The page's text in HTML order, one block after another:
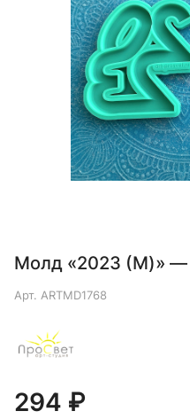
Молд «2023 (M)» —
Арт. ARTMD1768
294 ₽